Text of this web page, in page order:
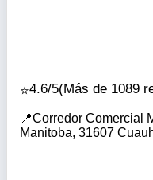
4.6/5(Más de 1089
Corredor Comercial
Manitoba, 31607